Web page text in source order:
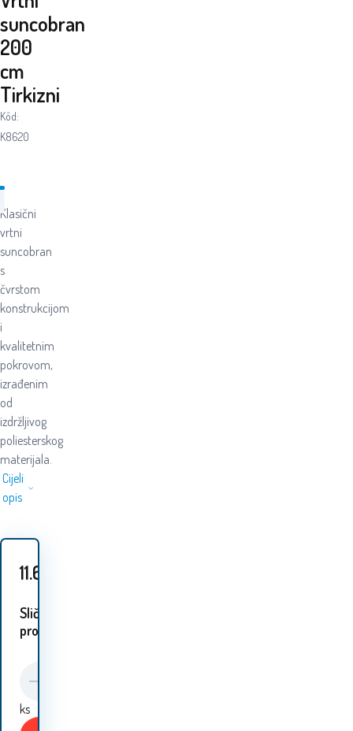
suncobran
200
cm
Tirkizni
Kôd:
K8620
Klasični
vrtni
suncobran
s
čvrstom
konstrukcijom
i
kvalitetnim
pokrovom,
izrađenim
od
izdržljivog
poliesterskog
materijala.
Cijeli
opis
11.60
Slični
proizvodi:
ks